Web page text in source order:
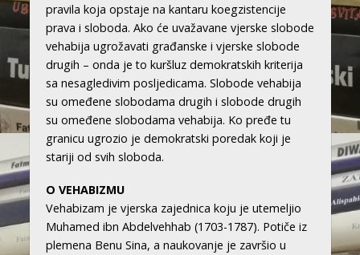
pravila koja opstaje na kantaru koegzistencije
prava i sloboda. Ako će uvažavane vjerske slobode
vehabija ugrožavati građanske i vjerske slobode
drugih – onda je to kuršluz demokratskih kriterija
sa nesagledivim posljedicama. Slobode vehabija
su omeđene slobodama drugih i slobode drugih
su omeđene slobodama vehabija. Ko pređe tu
granicu ugrozio je demokratski poredak koji je
stariji od svih sloboda.
O VEHABIZMU
Vehabizam je vjerska zajednica koju je utemeljio
Muhamed ibn Abdelvehhab (1703-1787). Potiče iz
plemena Benu Sina, a naukovanje je završio u